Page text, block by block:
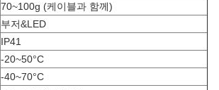
70~100g (케이블과 함께)
부저&LED
IP41
-20~50°C
-40~70°C